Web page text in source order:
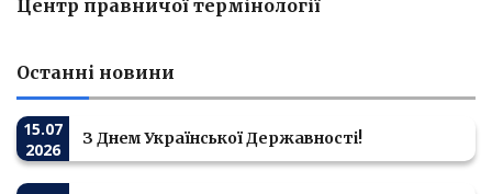
Центр правничої термінології
Останні новини
15.07
2026
З Днем Української Державності!